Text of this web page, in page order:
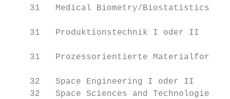
    31   Medical Biometry/Biostatistics
    31   Produktionstechnik I oder II
31   Prozessorientierte
    32   Space Engineering I oder II
32   Space Sciences and Technologies